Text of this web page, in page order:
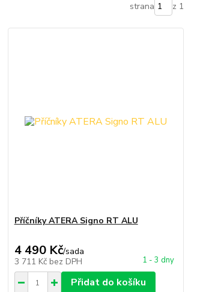
strana z 1
Příčníky ATERA Signo RT ALU
4 490 Kč/sada
3 711 Kč bez DPH 1 - 3 dny
Přidat do košíku